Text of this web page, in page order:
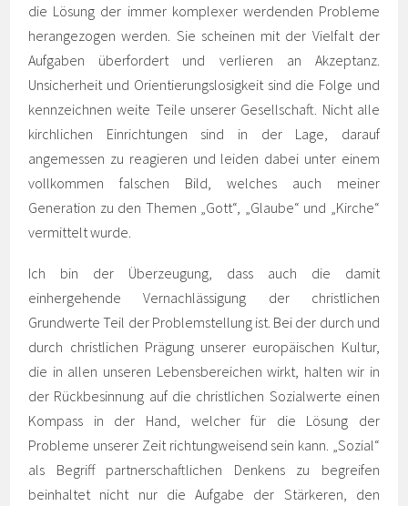
die Lösung der immer komplexer werdenden Probleme
herangezogen werden. Sie scheinen mit der Vielfalt der
Aufgaben überfordert und verlieren an Akzeptanz.
Unsicherheit und Orientierungslosigkeit sind die Folge und
kennzeichnen weite Teile unserer Gesellschaft. Nicht alle
kirchlichen Einrichtungen sind in der Lage, darauf
angemessen zu reagieren und leiden dabei unter einem
vollkommen falschen Bild, welches auch meiner
Generation zu den Themen „Gott“, „Glaube“ und „Kirche“
vermittelt wurde.
Ich bin der Überzeugung, dass auch die damit
einhergehende Vernachlässigung der christlichen
Grundwerte Teil der Problemstellung ist. Bei der durch und
durch christlichen Prägung unserer europäischen Kultur,
die in allen unseren Lebensbereichen wirkt, halten wir in
der Rückbesinnung auf die christlichen Sozialwerte einen
Kompass in der Hand, welcher für die Lösung der
Probleme unserer Zeit richtungweisend sein kann. „Sozial“
als Begriff partnerschaftlichen Denkens zu begreifen
beinhaltet nicht nur die Aufgabe der Stärkeren, den